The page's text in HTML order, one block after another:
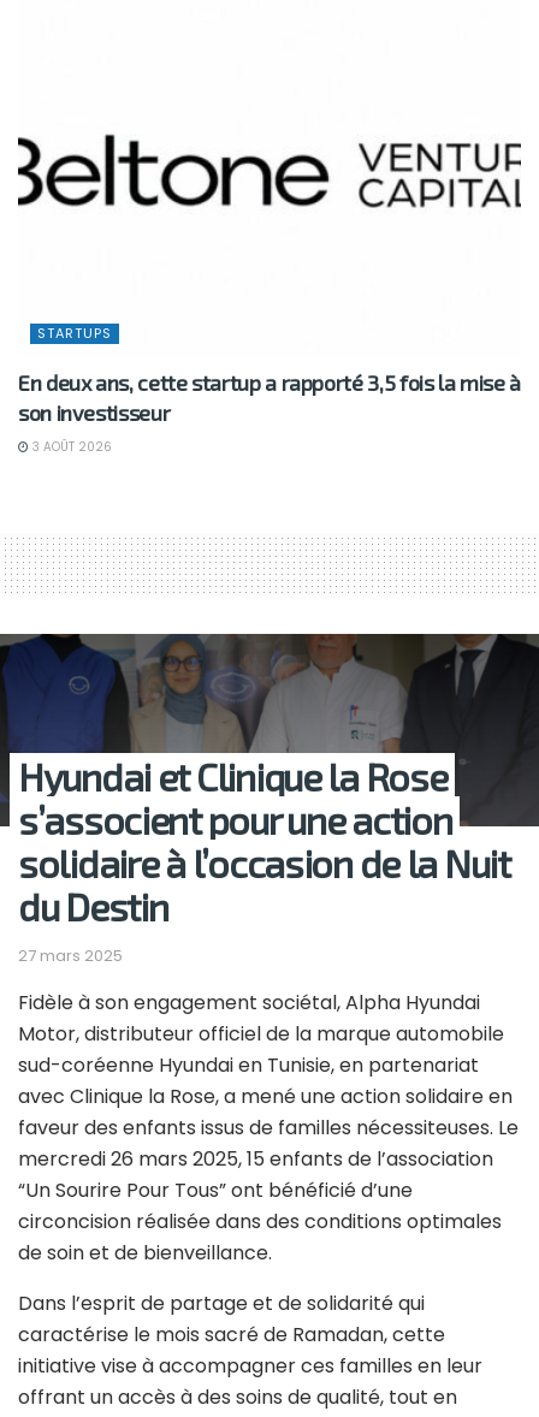
STARTUPS
En deux ans, cette startup a rapporté 3,5 fois la mise à
son investisseur
3 AOÛT 2026
Hyundai et Clinique la Rose
s’associent pour une action
solidaire à l’occasion de la Nuit
du Destin
27 mars 2025
Fidèle à son engagement sociétal, Alpha Hyundai
Motor, distributeur officiel de la marque automobile
sud-coréenne Hyundai en Tunisie, en partenariat
avec Clinique la Rose, a mené une action solidaire en
faveur des enfants issus de familles nécessiteuses. Le
mercredi 26 mars 2025, 15 enfants de l’association
“Un Sourire Pour Tous” ont bénéficié d’une
circoncision réalisée dans des conditions optimales
de soin et de bienveillance.
Dans l’esprit de partage et de solidarité qui
caractérise le mois sacré de Ramadan, cette
initiative vise à accompagner ces familles en leur
offrant un accès à des soins de qualité, tout en